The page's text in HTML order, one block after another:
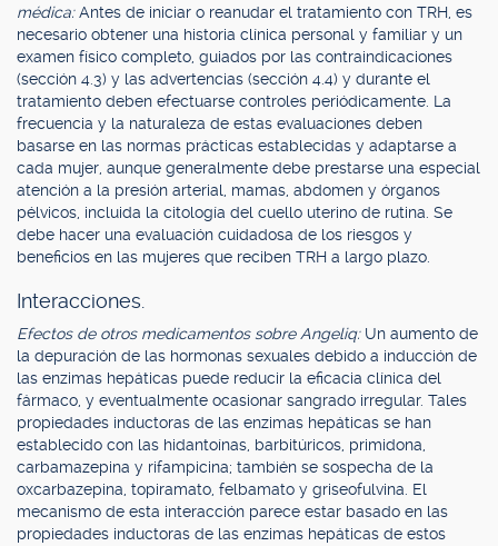
médica:Antes de iniciar o reanudar el tratamiento con TRH, es
necesario obtener una historia clínica personal y familiar y un
examen físico completo, guiados por las contraindicaciones
(sección 4.3) y las advertencias (sección 4.4) y durante el
tratamiento deben efectuarse controles periódicamente. La
frecuencia y la naturaleza de estas evaluaciones deben
basarse en las normas prácticas establecidas y adaptarse a
cada mujer, aunque generalmente debe prestarse una especial
atención a la presión arterial, mamas, abdomen y órganos
pélvicos, incluida la citología del cuello uterino de rutina. Se
debe hacer una evaluación cuidadosa de los riesgos y
beneficios en las mujeres que reciben TRH a largo plazo.
Interacciones.
Efectos de otros medicamentos sobre Angeliq: Un aumento de
la depuración de las hormonas sexuales debido a inducción de
las enzimas hepáticas puede reducir la eficacia clínica del
fármaco, y eventualmente ocasionar sangrado irregular. Tales
propiedades inductoras de las enzimas hepáticas se han
establecido con las hidantoínas, barbitúricos, primidona,
carbamazepina y rifampicina; también se sospecha de la
oxcarbazepina, topiramato, felbamato y griseofulvina. El
mecanismo de esta interacción parece estar basado en las
propiedades inductoras de las enzimas hepáticas de estos